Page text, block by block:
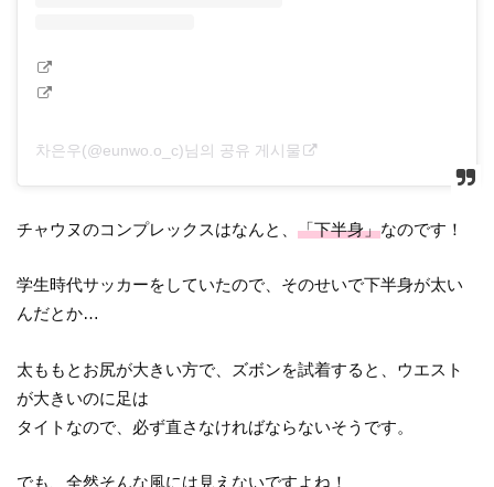
차은우(@eunwo.o_c)님의 공유 게시물
チャウヌのコンプレックスはなんと、「下半身」なのです！
学生時代サッカーをしていたので、そのせいで下半身が太い
んだとか…
太ももとお尻が大きい方で、ズボンを試着すると、ウエスト
が大きいのに足は
タイトなので、必ず直さなければならないそうです。
でも、全然そんな風には見えないですよね！